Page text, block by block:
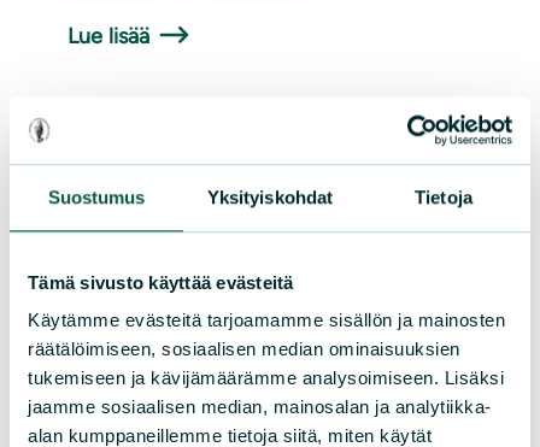
Suostumus Yksityiskohdat Tietoja
Tämä sivusto käyttää evästeitä
Käytämme evästeitä tarjoamamme sisällön ja mainosten
räätälöimiseen, sosiaalisen median ominaisuuksien
tukemiseen ja kävijämäärämme analysoimiseen. Lisäksi
jaamme sosiaalisen median, mainosalan ja analytiikka-
alan kumppaneillemme tietoja siitä, miten käytät
Lue lisää
TIEDOTTEET | 09.06.2025
Luonnonkukkien päivänä 15.6.
ihaillaan harakankelloja ja muita